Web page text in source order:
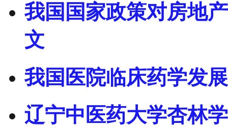
我国国家政策对房地
文
我国医院临床药学发
辽宁中医药大学杏林